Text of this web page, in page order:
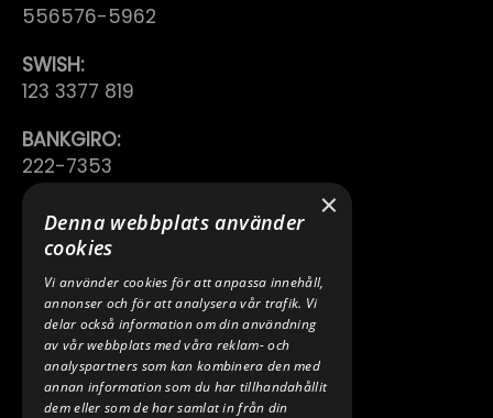
556576-5962
SWISH:
123 3377 819
BANKGIRO:
222-7353
TELEFON:
0640 200 50
E-POST:
INFO@SPEEDSHOPEN.SE
ÅNGRA MITT KÖP
×
Denna webbplats använder
cookies
Vi använder cookies för att anpassa innehåll,
annonser och för att analysera vår trafik. Vi
delar också information om din användning
av vår webbplats med våra reklam- och
analyspartners som kan kombinera den med
annan information som du har tillhandahållit
dem eller som de har samlat in från din